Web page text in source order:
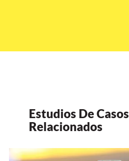
Estudios De Casos
Relacionados